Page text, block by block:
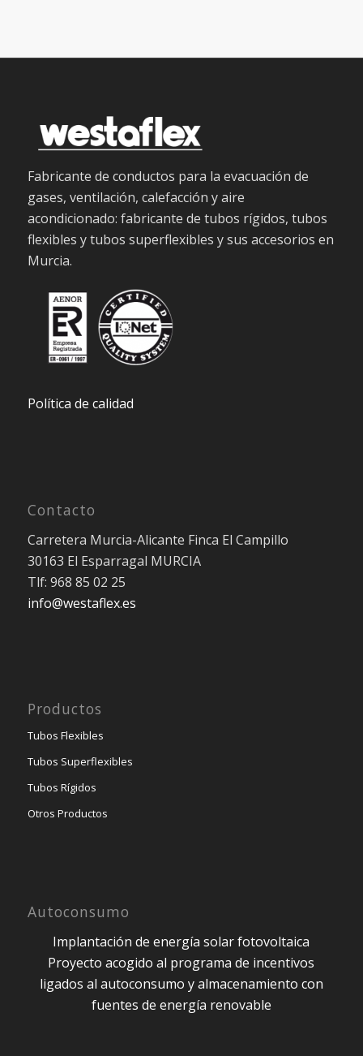
Fabricante de conductos para la evacuación de
gases, ventilación, calefacción y aire
acondicionado: fabricante de tubos rígidos, tubos
flexibles y tubos superflexibles y sus accesorios en
Murcia.
Política de calidad
Contacto
Carretera Murcia-Alicante Finca El Campillo
30163 El Esparragal MURCIA
Tlf: 968 85 02 25
info@westaflex.es
Productos
Tubos Flexibles
Tubos Superflexibles
Tubos Rígidos
Otros Productos
Autoconsumo
Implantación de energía solar fotovoltaica
Proyecto acogido al programa de incentivos
ligados al autoconsumo y almacenamiento con
fuentes de energía renovable